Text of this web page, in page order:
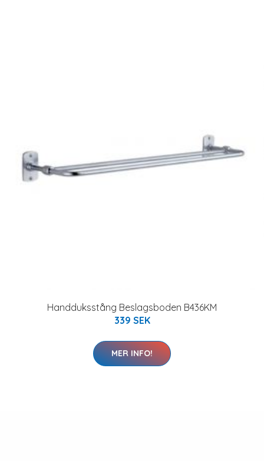
Handduksstång Beslagsboden B436KM
339 SEK
MER INFO!